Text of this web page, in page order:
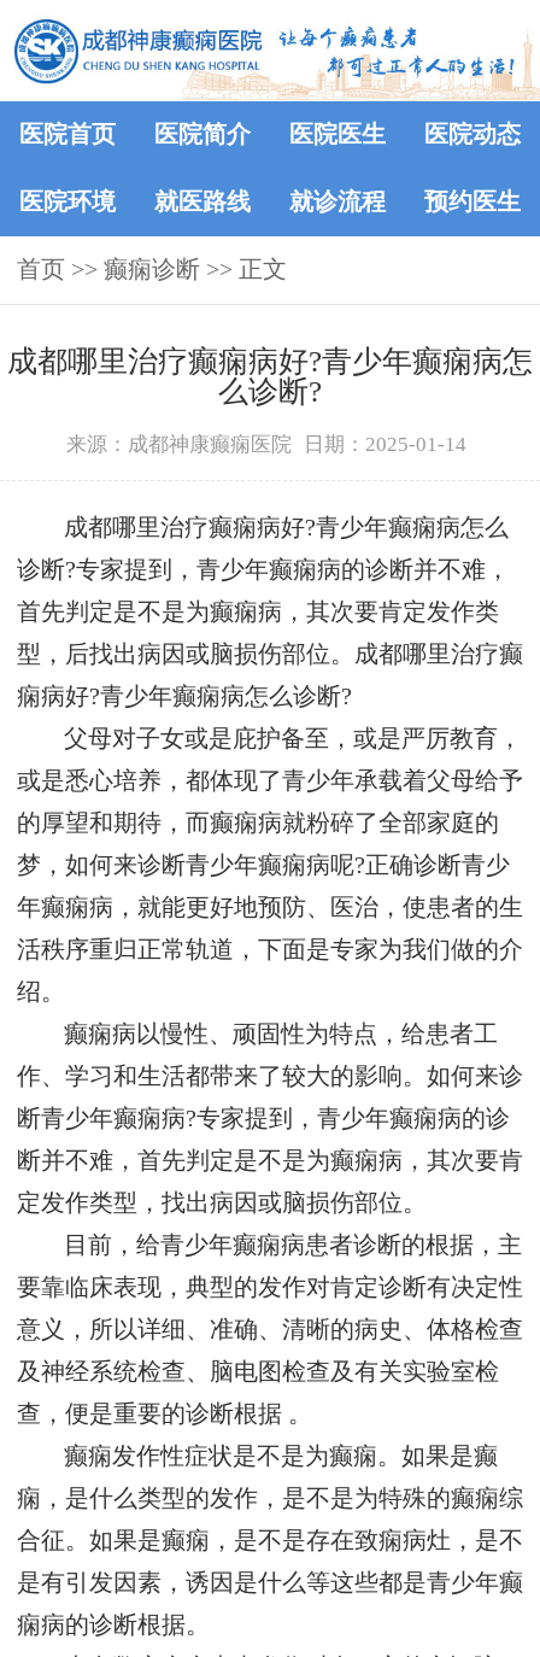
医院首页 医院简介 医院医生 医院动态
医院环境 就医路线 就诊流程 预约医生
首页 >> 癫痫诊断 >> 正文
成都哪里治疗癫痫病好?青少年癫痫病怎
么诊断?
来源：成都神康癫痫医院 日期：2025-01-14
成都哪里治疗癫痫病好?青少年癫痫病怎么
诊断?专家提到，青少年癫痫病的诊断并不难，
首先判定是不是为癫痫病，其次要肯定发作类
型，后找出病因或脑损伤部位。成都哪里治疗癫
痫病好?青少年癫痫病怎么诊断?
父母对子女或是庇护备至，或是严厉教育，
或是悉心培养，都体现了青少年承载着父母给予
的厚望和期待，而癫痫病就粉碎了全部家庭的
梦，如何来诊断青少年癫痫病呢?正确诊断青少
年癫痫病，就能更好地预防、医治，使患者的生
活秩序重归正常轨道，下面是专家为我们做的介
绍。
癫痫病以慢性、顽固性为特点，给患者工
作、学习和生活都带来了较大的影响。如何来诊
断青少年癫痫病?专家提到，青少年癫痫病的诊
断并不难，首先判定是不是为癫痫病，其次要肯
定发作类型，找出病因或脑损伤部位。
目前，给青少年癫痫病患者诊断的根据，主
要靠临床表现，典型的发作对肯定诊断有决定性
意义，所以详细、准确、清晰的病史、体格检查
及神经系统检查、脑电图检查及有关实验室检
查，便是重要的诊断根据 。
癫痫发作性症状是不是为癫痫。如果是癫
痫，是什么类型的发作，是不是为特殊的癫痫综
合征。如果是癫痫，是不是存在致痫病灶，是不
是有引发因素，诱因是什么等这些都是青少年癫
痫病的诊断根据。